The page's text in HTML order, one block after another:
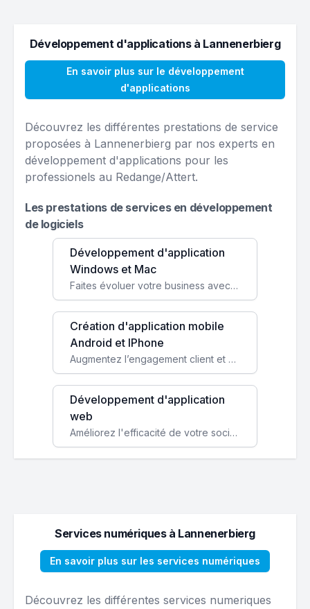
Développement d'applications à Lannenerbierg
En savoir plus sur le développement
d'applications
Découvrez les différentes prestations de service
proposées à Lannenerbierg par nos experts en
développement d'applications pour les
professionels au Redange/Attert.
Les prestations de services en développement
de logiciels
Développement d'application
Windows et Mac
Faites évoluer votre business avec des solutions logicielles personnalisées, parfaitement adaptées à vos besoins spécifiques.
Création d'application mobile
Android et IPhone
Augmentez l’engagement client et simplifiez vos processus avec une application mobile sur mesure, disponible sur iOS et Android.
Développement d'application
web
Améliorez l'efficacité de votre société avec une application web personnalisée accessible partout et tout le temps.
Services numériques à Lannenerbierg
En savoir plus sur les services numériques
Découvrez les différentes services numeriques